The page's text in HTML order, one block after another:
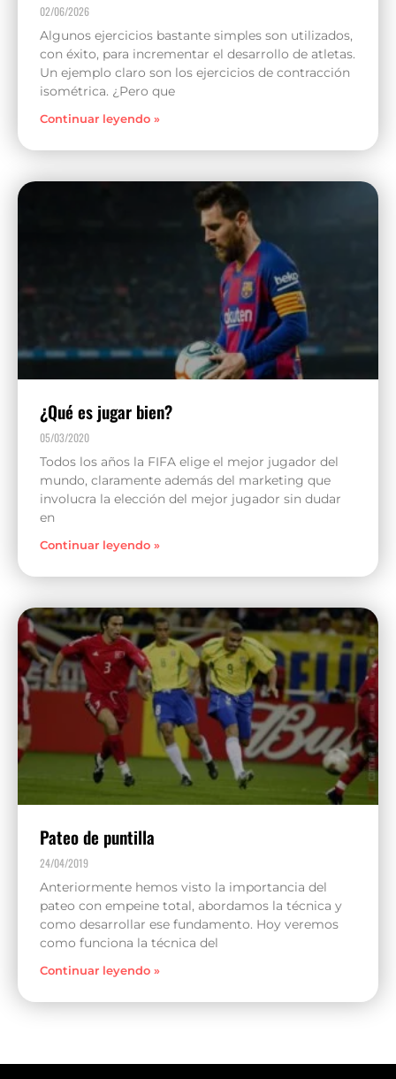
02/06/2026
Algunos ejercicios bastante simples son utilizados,
con éxito, para incrementar el desarrollo de atletas.
Un ejemplo claro son los ejercicios de contracción
isométrica. ¿Pero que
Continuar leyendo »
¿Qué es jugar bien?
05/03/2020
Todos los años la FIFA elige el mejor jugador del
mundo, claramente además del marketing que
involucra la elección del mejor jugador sin dudar
en
Continuar leyendo »
Pateo de puntilla
24/04/2019
Anteriormente hemos visto la importancia del
pateo con empeine total, abordamos la técnica y
como desarrollar ese fundamento. Hoy veremos
como funciona la técnica del
Continuar leyendo »